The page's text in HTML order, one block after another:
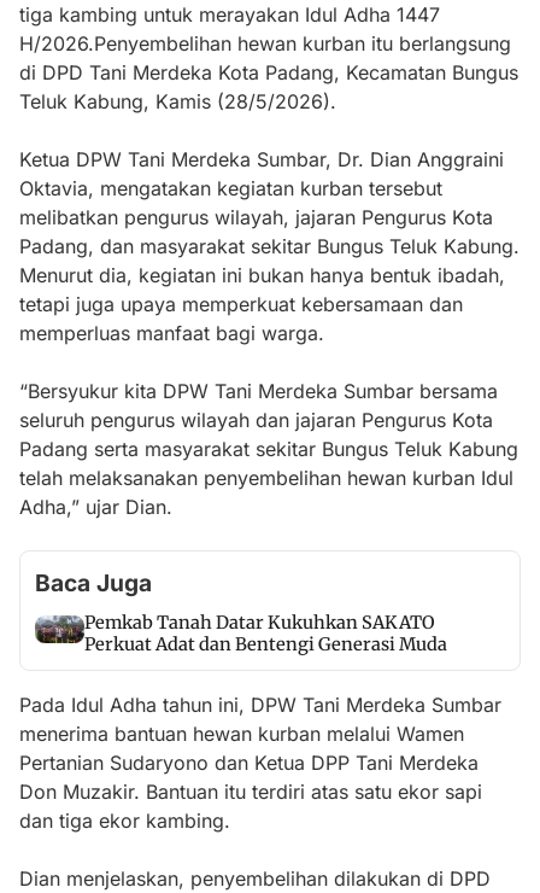
tiga kambing untuk merayakan Idul Adha 1447
H/2026.Penyembelihan hewan kurban itu berlangsung
di DPD Tani Merdeka Kota Padang, Kecamatan Bungus
Teluk Kabung, Kamis (28/5/2026).
Ketua DPW Tani Merdeka Sumbar, Dr. Dian Anggraini
Oktavia, mengatakan kegiatan kurban tersebut
melibatkan pengurus wilayah, jajaran Pengurus Kota
Padang, dan masyarakat sekitar Bungus Teluk Kabung.
Menurut dia, kegiatan ini bukan hanya bentuk ibadah,
tetapi juga upaya memperkuat kebersamaan dan
memperluas manfaat bagi warga.
“Bersyukur kita DPW Tani Merdeka Sumbar bersama
seluruh pengurus wilayah dan jajaran Pengurus Kota
Padang serta masyarakat sekitar Bungus Teluk Kabung
telah melaksanakan penyembelihan hewan kurban Idul
Adha,” ujar Dian.
Baca Juga
Pemkab Tanah Datar Kukuhkan SAKATO
Perkuat Adat dan Bentengi Generasi Muda
Pada Idul Adha tahun ini, DPW Tani Merdeka Sumbar
menerima bantuan hewan kurban melalui Wamen
Pertanian Sudaryono dan Ketua DPP Tani Merdeka
Don Muzakir. Bantuan itu terdiri atas satu ekor sapi
dan tiga ekor kambing.
Dian menjelaskan, penyembelihan dilakukan di DPD